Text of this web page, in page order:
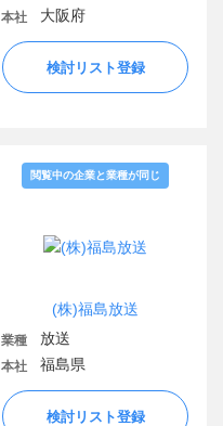
本社 大阪府
検討リスト登録
(株)福島放送
閲覧中の企業と業種が同じ
業種 放送
本社 福島県
検討リスト登録